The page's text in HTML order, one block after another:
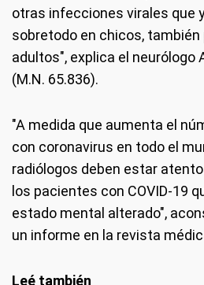
otras infecciones virales que
sobretodo en chicos, también
adultos", explica el neurólogo
(M.N. 65.836).
"A medida que aumenta el
con coronavirus en todo el
radiólogos deben estar
los pacientes con COVID-19
estado mental alterado",
un informe en la revista